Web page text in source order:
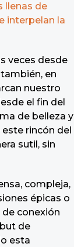
llenas de
interpelan la
veces desde
en
nuestro
el fin del
de belleza y
rincón del
sutil, sin
compleja,
épicas o
conexión
de
esta